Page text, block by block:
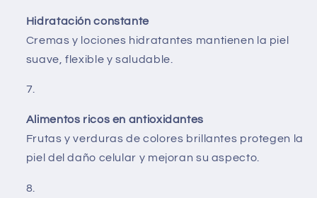
Hidratación constante
Cremas y lociones hidratantes mantienen la piel
suave, flexible y saludable.
Alimentos ricos en antioxidantes
Frutas y verduras de colores brillantes protegen la
piel del daño celular y mejoran su aspecto.